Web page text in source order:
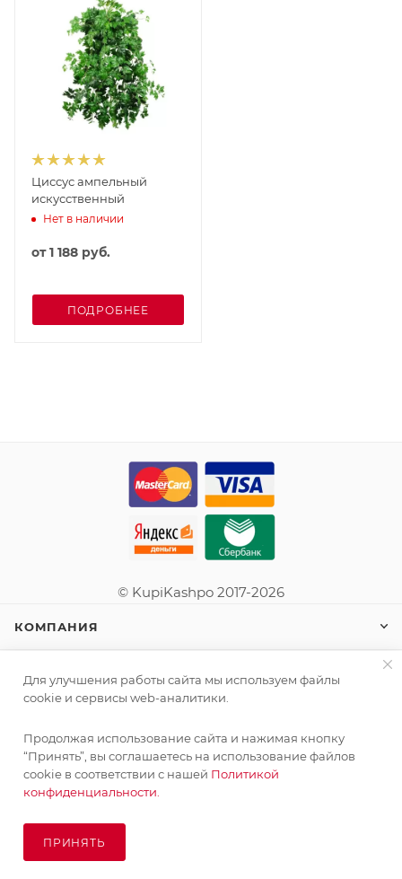
Циссус ампельный
искусственный
Нет в наличии
от1 188 руб.
ПОДРОБНЕЕ
© KupiKashpo 2017-2026
КОМПАНИЯ
ПОДПИСАТЬСЯ НА РАССЫЛКУ
Поставка живых растений осуществляется под заказ
сроком 3-4 недели с минимальной суммой заказа 10000
руб.!
ОК
Для улучшения работы сайта мы используем файлы
cookie и сервисы web-аналитики.
Продолжая использование сайта и нажимая кнопку
“Принять”, вы соглашаетесь на использование файлов
cookie в соответствии с нашей Политикой
конфиденциальности.
ПРИНЯТЬ